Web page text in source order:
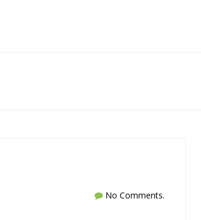
No Comments.